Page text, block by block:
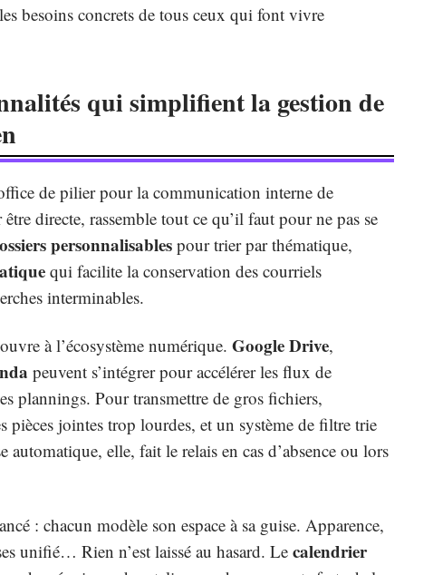
besoins concrets de tous ceux qui font vivre
qui simplifient la gestion de
de pilier pour la communication interne de
directe, rassemble tout ce qu’il faut pour ne pas se
personnalisables pour trier par thématique,
qui facilite la conservation des courriels
interminables.
à l’écosystème numérique. Google Drive,
peuvent s’intégrer pour accélérer les flux de
plannings. Pour transmettre de gros fichiers,
jointes trop lourdes, et un système de filtre trie
automatique, elle, fait le relais en cas d’absence ou lors
: chacun modèle son espace à sa guise. Apparence,
unifié… Rien n’est laissé au hasard. Le calendrier